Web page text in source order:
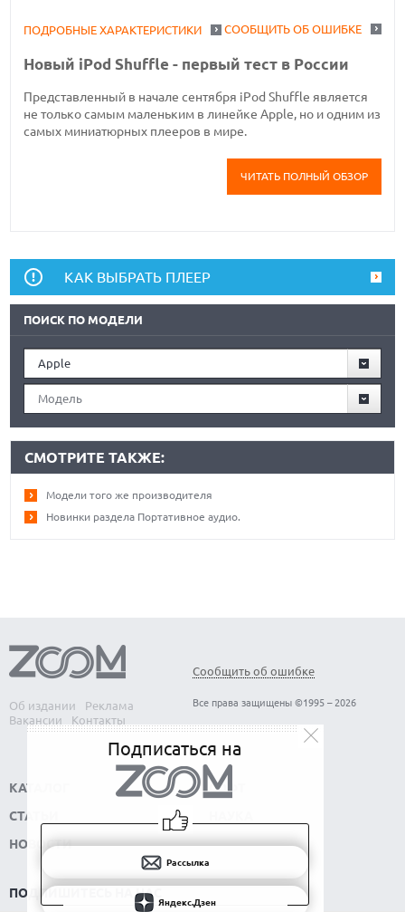
СООБЩИТЬ ОБ ОШИБКЕ
ПОДРОБНЫЕ ХАРАКТЕРИСТИКИ
Новый iPod Shuffle - первый тест в России
Представленный в начале сентября iPod Shuffle является
не только самым маленьким в линейке Apple, но и одним из
самых миниатюрных плееров в мире.
ЧИТАТЬ ПОЛНЫЙ ОБЗОР
КАК ВЫБРАТЬ ПЛЕЕР
ПОИСК ПО МОДЕЛИ
Apple
Модель
СМОТРИТЕ ТАКЖЕ:
Модели того же производителя
Новинки раздела Портативное аудио.
Об издании
Реклама
Вакансии
Контакты
Сообщить об ошибке
Все права защищены ©1995 – 2026
КАТАЛОГ
СТАТЬИ
НОВОСТИ
СОФТ
ПОДПИШИТЕСЬ НА НАС
Подписаться на
Рассылка
Яндекс.Дзен